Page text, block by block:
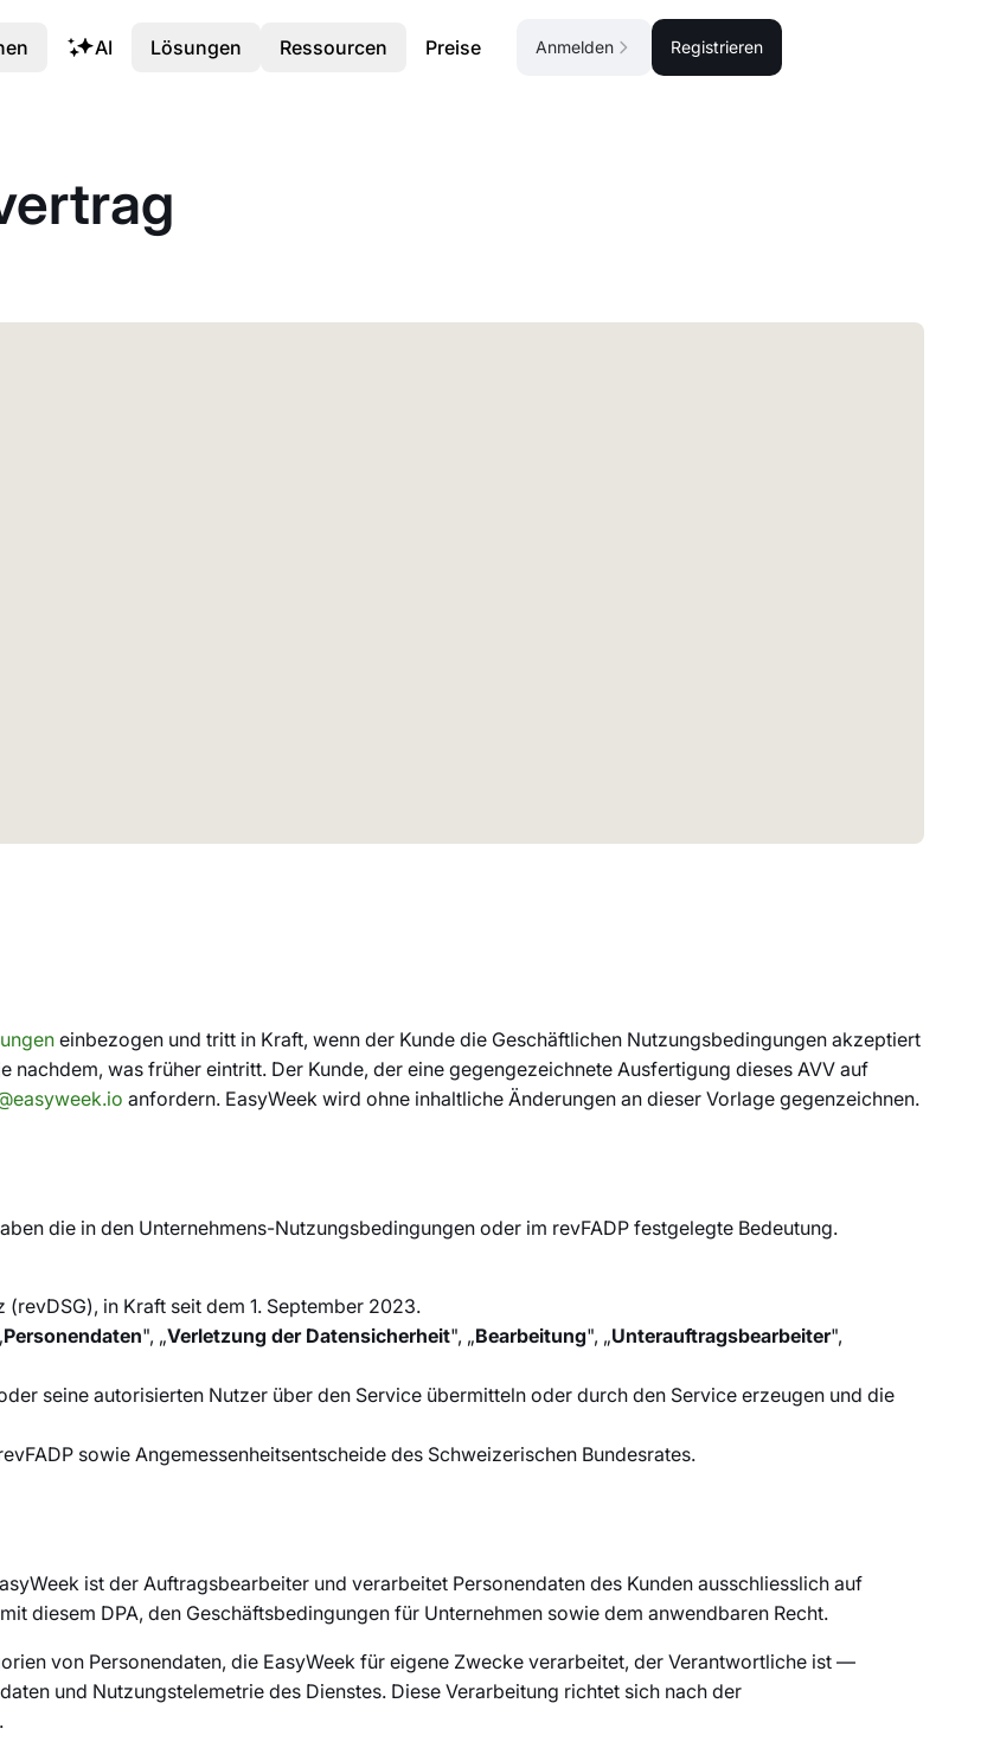
einbezogen und tritt in Kraft, wenn der Kunde die Geschäftlichen Nutzungsbedingungen akzeptiert
was früher eintritt. Der Kunde, der eine gegengezeichnete Ausfertigung dieses AVV auf
anfordern. EasyWeek wird ohne inhaltliche Änderungen an dieser Vorlage gegenzeichnen.
die in den Unternehmens-Nutzungsbedingungen oder im revFADP festgelegte Bedeutung.
in Kraft seit dem 1. September 2023.
Personendaten", „Verletzung der Datensicherheit", „Bearbeitung", „Unterauftragsbearbeiter",
seine autorisierten Nutzer über den Service übermitteln oder durch den Service erzeugen und die
sowie Angemessenheitsentscheide des Schweizerischen Bundesrates.
ist der Auftragsbearbeiter und verarbeitet Personendaten des Kunden ausschliesslich auf
diesem DPA, den Geschäftsbedingungen für Unternehmen sowie dem anwendbaren Recht.
von Personendaten, die EasyWeek für eigene Zwecke verarbeitet, der Verantwortliche ist —
und Nutzungstelemetrie des Dienstes. Diese Verarbeitung richtet sich nach der
AI Lösungen Ressourcen Preise Anmelden Registrieren